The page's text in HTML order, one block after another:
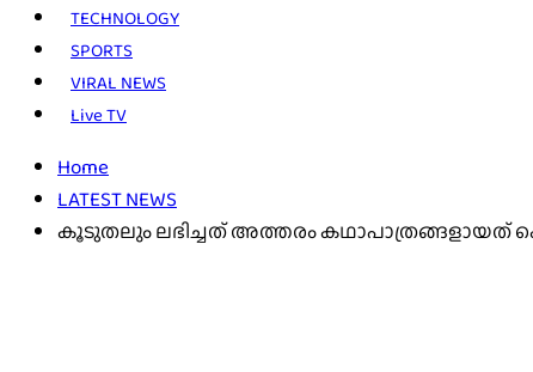
TECHNOLOGY
SPORTS
VIRAL NEWS
Live TV
Home
LATEST NEWS
കൂടുതലും ലഭിച്ചത് അത്തരം കഥാപാത്രങ്ങളായത്